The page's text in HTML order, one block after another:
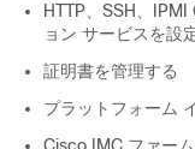
HTTP、SSH、
ョン サービスを設
証明書を管理する
プラットフォーム